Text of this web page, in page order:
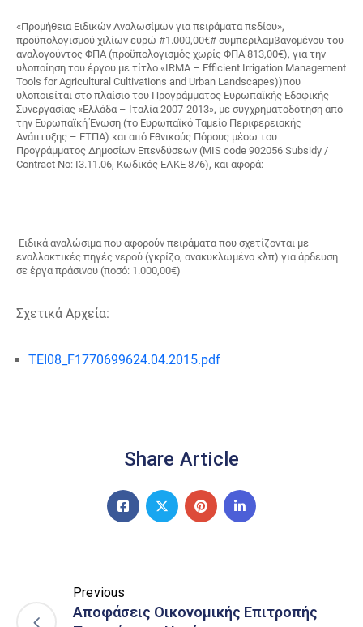
«Προμήθεια Ειδικών Αναλωσίμων για πειράματα πεδίου»,
προϋπολογισμού χιλίων ευρώ #1.000,00€# συμπεριλαμβανομένου του
αναλογούντος ΦΠΑ (προϋπολογισμός χωρίς ΦΠΑ 813,00€), για την
υλοποίηση του έργου με τίτλο «IRMA – Efficient Irrigation Management
Tools for Agricultural Cultivations and Urban Landscapes))που
υλοποιείται στο πλαίσιο του Προγράμματος Ευρωπαϊκής Εδαφικής
Συνεργασίας «Ελλάδα – Ιταλία 2007-2013», με συγχρηματοδότηση από
την Ευρωπαϊκή Ένωση (το Ευρωπαϊκό Ταμείο Περιφερειακής
Ανάπτυξης – ΕΤΠΑ) και από Εθνικούς Πόρους μέσω του
Προγράμματος Δημοσίων Επενδύσεων (MIS code 902056 Subsidy /
Contract No: I3.11.06, Κωδικός ΕΛΚΕ 876), και αφορά:
Ειδικά αναλώσιμα που αφορούν πειράματα που σχετίζονται με
εναλλακτικές πηγές νερού (γκρίζο, ανακυκλωμένο κλπ) για άρδευση
σε έργα πράσινου (ποσό: 1.000,00€)
Σχετικά Αρχεία:
TEI08_F1770699624.04.2015.pdf
Share Article
Previous
Αποφάσεις Οικονομικής Επιτροπής